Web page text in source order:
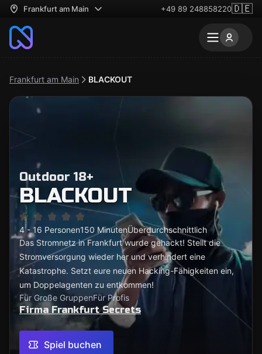
Frankfurt am Main +49 89 248858220🇩🇪
Frankfurt am Main BLACKOUT
Outdoor 18+
BLACKOUT
4 - 16 Personen150 MinutenÜberdurchschnittlich
Das Stromnetz in Frankfurt wurde gehackt! Stellt die
Stromversorgung wieder her und verhindert eine
Katastrophe. Setzt eure neuen Hacking-Fähigkeiten ein,
um Doppelagenten zu entkommen!
Für Große GruppenFür Profis
Firma Frankfurt Secrets
Spiel buchen